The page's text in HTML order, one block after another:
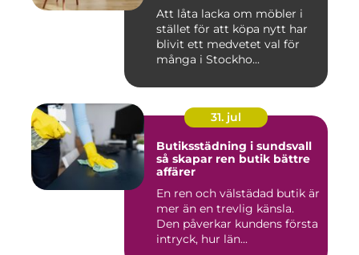
Att låta lacka om möbler i
stället för att köpa nytt har
blivit ett medvetet val för
många i Stockho...
31. jul
Butiksstädning i sundsvall
så skapar ren butik bättre
affärer
En ren och välstädad butik är
mer än en trevlig känsla.
Den påverkar kundens första
intryck, hur län...